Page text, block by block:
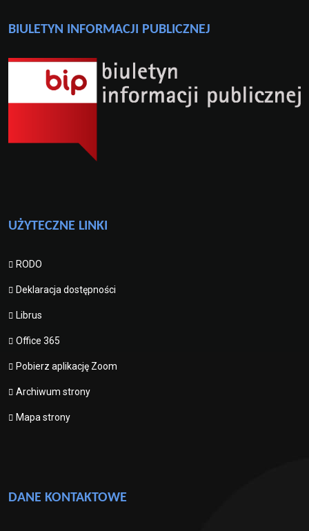
BIULETYN INFORMACJI PUBLICZNEJ
UŻYTECZNE LINKI
RODO
Deklaracja dostępności
Librus
Office 365
Pobierz aplikację Zoom
Archiwum strony
Mapa strony
DANE KONTAKTOWE